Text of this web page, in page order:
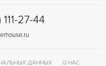
27-44
ДАННЫХ
О НАС